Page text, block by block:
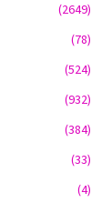
(2649)
(78)
(524)
(932)
(384)
(33)
(4)